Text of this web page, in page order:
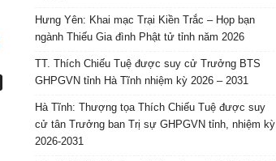
Hưng Yên: Khai mạc Trại Kiền Trắc – Họp bạn
ngành Thiếu Gia đình Phật tử tỉnh năm 2026
TT. Thích Chiếu Tuệ được suy cử Trưởng BTS
GHPGVN tỉnh Hà Tĩnh nhiệm kỳ 2026 – 2031
Hà Tĩnh: Thượng tọa Thích Chiếu Tuệ được suy
cử tân Trưởng ban Trị sự GHPGVN tỉnh, nhiệm kỳ
2026-2031